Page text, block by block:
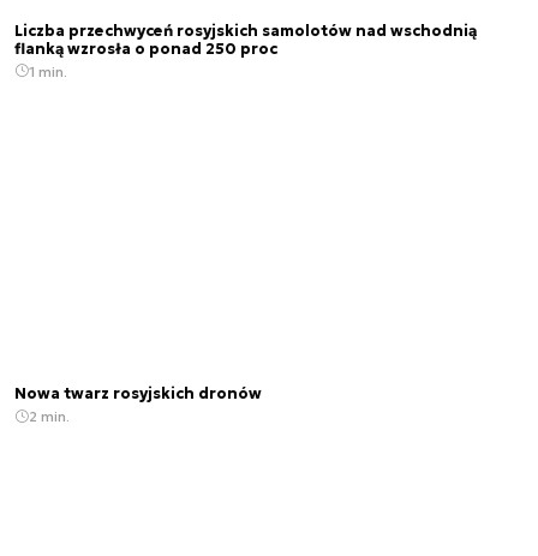
Liczba przechwyceń rosyjskich samolotów nad wschodnią
flanką wzrosła o ponad 250 proc
1 min.
Nowa twarz rosyjskich dronów
2 min.